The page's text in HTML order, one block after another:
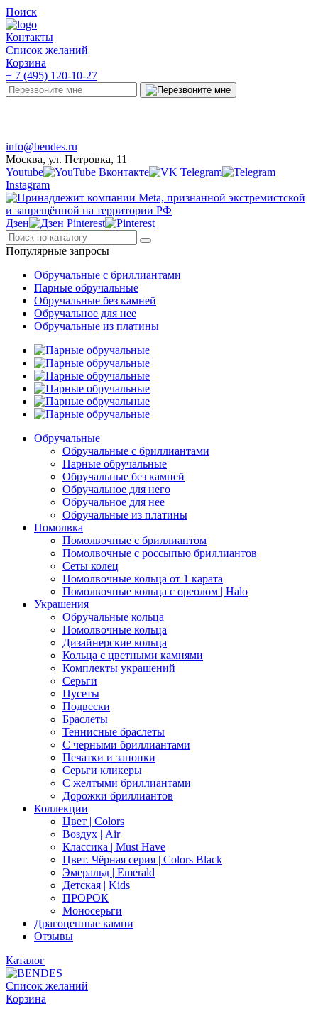
Поиск
Контакты
Список желаний
Корзина
+ 7 (495) 120-10-27
info@bendes.ru
Москва, ул. Петровка, 11
Youtube
Вконтакте
Telegram
Instagram
Дзен Pinterest
Популярные запросы
Обручальные с бриллиантами
Парные обручальные
Обручальные без камней
Обручальное для нее
Обручальные из платины
Обручальные
Обручальные с бриллиантами
Парные обручальные
Обручальные без камней
Обручальное для него
Обручальное для нее
Обручальные из платины
Помолвка
Помолвочные с бриллиантом
Помолвочные с россыпью бриллиантов
Сеты колец
Помолвочные кольца от 1 карата
Помолвочные кольца с ореолом | Halo
Украшения
Обручальные кольца
Помолвочные кольца
Дизайнерские кольца
Кольца с цветными камнями
Комплекты украшений
Серьги
Пусеты
Подвески
Браслеты
Теннисные браслеты
C черными бриллиантами
Печатки и запонки
Серьги кликеры
С желтыми бриллиантами
Дорожки бриллиантов
Коллекции
Цвет | Colors
Воздух | Air
Классика | Must Have
Цвет. Чёрная серия | Colors Black
Эмеральд | Emerald
Детская | Kids
ПРОРОК
Моносерьги
Драгоценные камни
Отзывы
Каталог
Список желаний
Корзина